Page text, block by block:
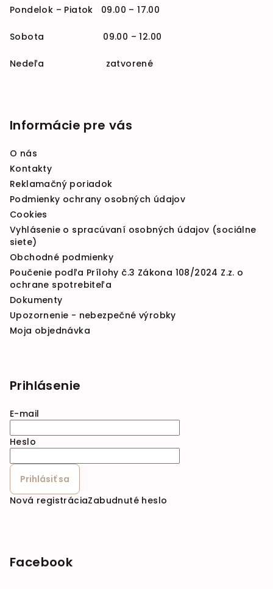
Pondelok – Piatok 09.00 – 17.00
Sobota 09.00 – 12.00
Nedeľa zatvorené
Informácie pre vás
O nás
Kontakty
Reklamačný poriadok
Podmienky ochrany osobných údajov
Cookies
Vyhlásenie o spracúvaní osobných údajov (sociálne
siete)
Obchodné podmienky
Poučenie podľa Prílohy č.3 Zákona 108/2024 Z.z. o
ochrane spotrebiteľa
Dokumenty
Upozornenie - nebezpečné výrobky
Moja objednávka
Prihlásenie
E-mail
Heslo
Prihlásiť sa
Nová registráciaZabudnuté heslo
Facebook